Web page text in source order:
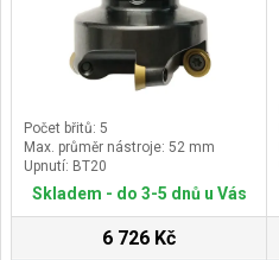
Počet břitů: 5
Max. průměr nástroje: 52 mm
Upnutí: BT20
Skladem - do 3-5 dnů u Vás
6 726 Kč